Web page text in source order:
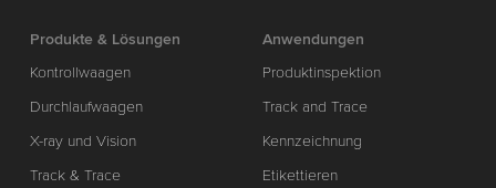
Produkte & Lösungen
Kontrollwaagen
Durchlaufwaagen
X-ray und Vision
Track & Trace
Anwendungen
Produktinspektion
Track and Trace
Kennzeichnung
Etikettieren